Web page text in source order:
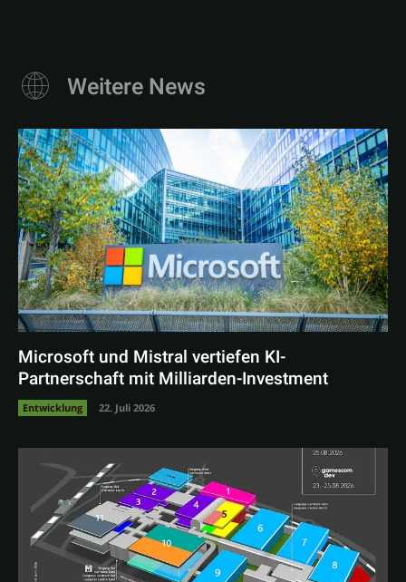
Weitere News
Microsoft und Mistral vertiefen KI-
Partnerschaft mit Milliarden-Investment
Entwicklung 22. Juli 2026